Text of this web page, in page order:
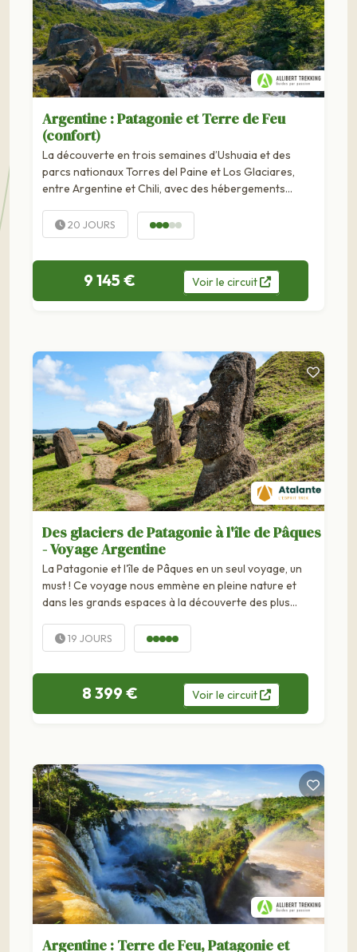
Argentine : Patagonie et Terre de Feu
(confort)
La découverte en trois semaines d’Ushuaia et des
parcs nationaux Torres del Paine et Los Glaciares,
entre Argentine et Chili, avec des hébergements
canal de Beagle et de la Terre de Feu aux plus beaux
pics de la Patagonie argentine et chilienne, dominant
20 JOURS
9 145 € Voirle circuit
Des glaciers de Patagonie à l'île de Pâques
- Voyage Argentine
La Patagonie et l'île de Pâques en un seul voyage, un
must ! Ce voyage nous emmène en pleine nature et
dans les grands espaces à la découverte des plus
19 JOURS
8 399 € Voirle circuit
Argentine : Terre de Feu, Patagonie et